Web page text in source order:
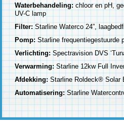
Waterbehandeling:chloor en pH,
UV-C lamp
Filter: Starline Waterco 24”,
Pomp:Starline frequentiegestuurde
Verlichting:Spectravision DVS
Verwarming:Starline 12kw Full
Afdekking:Starline Roldeck® Solar
Automatisering: Starline